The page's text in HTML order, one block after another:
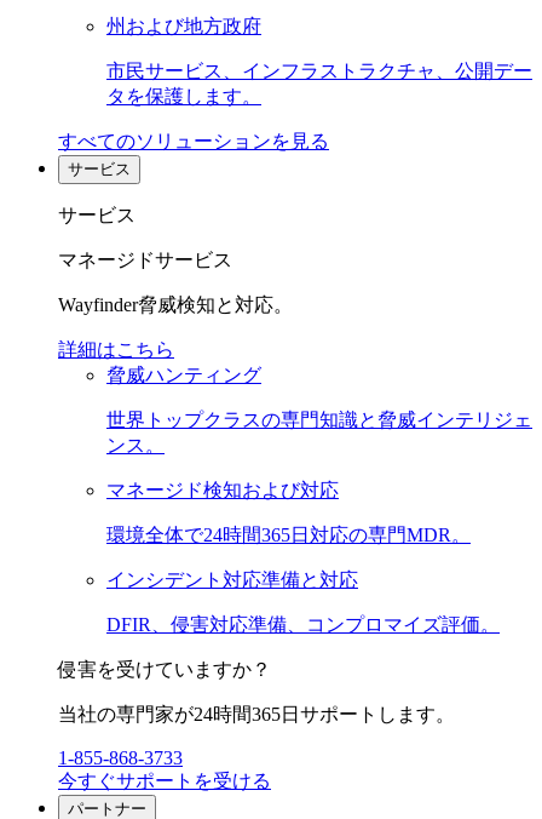
州および地方政府
市民サービス、インフラストラクチャ、公開デー
タを保護します。
すべてのソリューションを見る
サービス
サービス
マネージドサービス
Wayfinder脅威検知と対応。
詳細はこちら
脅威ハンティング
世界トップクラスの専門知識と脅威インテリジェ
ンス。
マネージド検知および対応
環境全体で24時間365日対応の専門MDR。
インシデント対応準備と対応
DFIR、侵害対応準備、コンプロマイズ評価。
侵害を受けていますか？
当社の専門家が24時間365日サポートします。
1-855-868-3733
今すぐサポートを受ける
パートナー